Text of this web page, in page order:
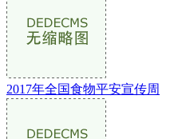
2017年全国食物平安宣传周